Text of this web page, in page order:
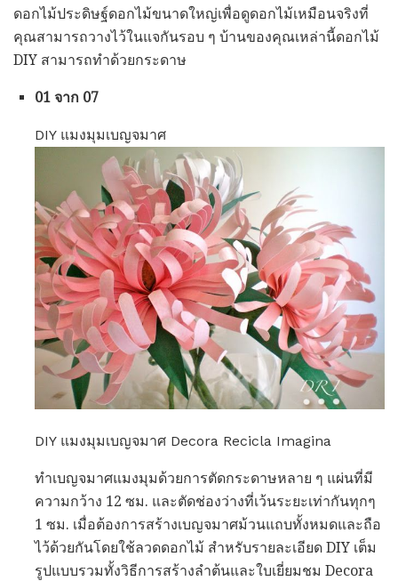
ดอกไม้ประดิษฐ์ดอกไม้ขนาดใหญ่เพื่อดูดอกไม้เหมือนจริงที่
คุณสามารถวางไว้ในแจกันรอบ ๆ บ้านของคุณเหล่านี้ดอกไม้
DIY สามารถทำด้วยกระดาษ
01 จาก 07
DIY แมงมุมเบญจมาศ
DIY แมงมุมเบญจมาศ Decora Recicla Imagina
ทำเบญจมาศแมงมุมด้วยการตัดกระดาษหลาย ๆ แผ่นที่มี
ความกว้าง 12 ซม. และตัดช่องว่างที่เว้นระยะเท่ากันทุกๆ
1 ซม. เมื่อต้องการสร้างเบญจมาศม้วนแถบทั้งหมดและถือ
ไว้ด้วยกันโดยใช้ลวดดอกไม้ สำหรับรายละเอียด DIY เต็ม
รูปแบบรวมทั้งวิธีการสร้างลำต้นและใบเยี่ยมชม Decora